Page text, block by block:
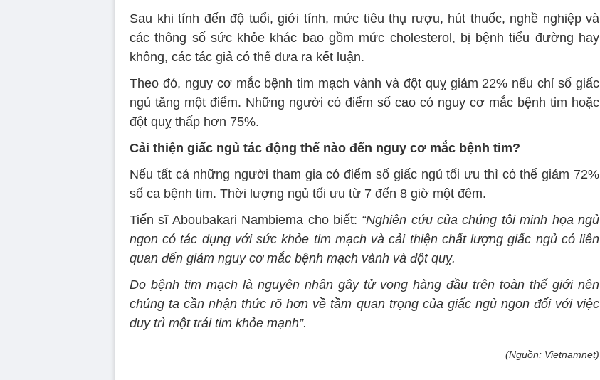
Sau khi tính đến độ tuổi, giới tính, mức tiêu thụ rượu, hút thuốc, nghề nghiệp và
các thông số sức khỏe khác bao gồm mức cholesterol, bị bệnh tiểu đường hay
không, các tác giả có thể đưa ra kết luận.
Theo đó, nguy cơ mắc bệnh tim mạch vành và đột quỵ giảm 22% nếu chỉ số giấc
ngủ tăng một điểm. Những người có điểm số cao có nguy cơ mắc bệnh tim hoặc
đột quỵ thấp hơn 75%.
Cải thiện giấc ngủ tác động thế nào đến nguy cơ mắc bệnh tim?
Nếu tất cả những người tham gia có điểm số giấc ngủ tối ưu thì có thể giảm 72%
số ca bệnh tim. Thời lượng ngủ tối ưu từ 7 đến 8 giờ một đêm.
Tiến sĩ Aboubakari Nambiema cho biết: “Nghiên cứu của chúng tôi minh họa ngủ
ngon có tác dụng với sức khỏe tim mạch và cải thiện chất lượng giấc ngủ có liên
quan đến giảm nguy cơ mắc bệnh mạch vành và đột quỵ.
Do bệnh tim mạch là nguyên nhân gây tử vong hàng đầu trên toàn thế giới nên
chúng ta cần nhận thức rõ hơn về tầm quan trọng của giấc ngủ ngon đối với việc
duy trì một trái tim khỏe mạnh”.
(Nguồn: Vietnamnet)